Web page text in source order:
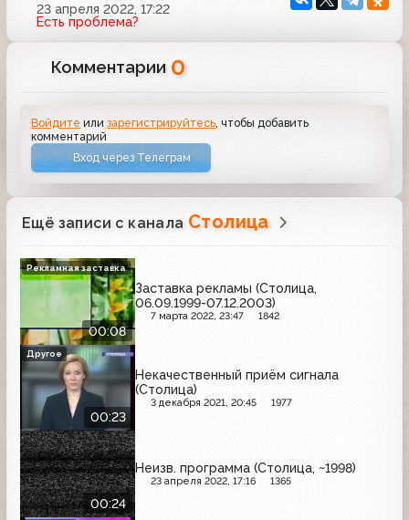
23 апреля 2022, 17:22
Есть проблема?
Комментарии 0
Войдите илизарегистрируйтесь , чтобы добавить
комментарий
Вход через Телеграм
Ещё записи с канала Столица
00:08
Заставка рекламы (Столица,
06.09.1999-07.12.2003)
7 марта 2022, 23:47 1842
Рекламная заставка
00:23
Некачественный приём сигнала
(Столица)
3 декабря 2021, 20:45 1977
Другое
00:24
Неизв. программа (Столица, ~1998)
23 апреля 2022, 17:16 1365